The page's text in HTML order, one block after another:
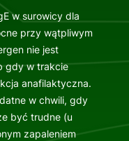
w surowicy dla
przy wątpliwym
nie jest
gdy w trakcie
anafilaktyczna.
w chwili, gdy
być trudne (u
zapaleniem